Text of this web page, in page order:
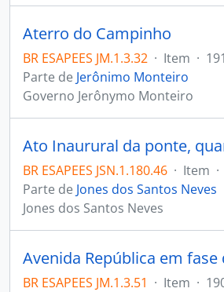
Aterro do Campinho
BR ESAPEES JM.1.3.32 · Item ·
Parte de Jerônimo Monteiro
Governo Jerônymo Monteiro
BR ESAPEES JSN.1.180.46 · Item ·
Parte de Jones dos Santos Neves
Jones dos Santos Neves
BR ESAPEES JM.1.3.51 · Item ·